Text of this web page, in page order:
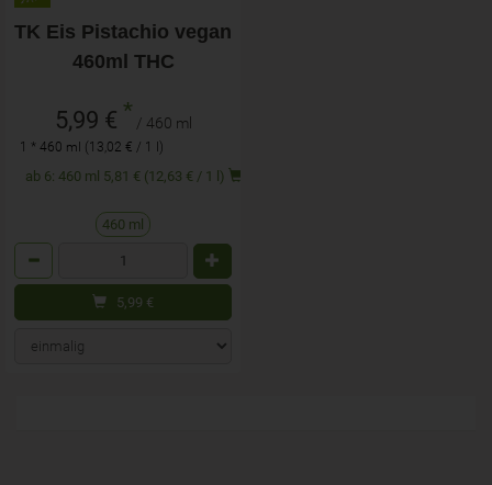
TK Eis Pistachio vegan
460ml THC
5,99 € * / 460 ml
1 * 460 ml (13,02 € / 1 l)
ab 6: 460 ml 5,81 € (12,63 € / 1 l)
460 ml
5,99 €